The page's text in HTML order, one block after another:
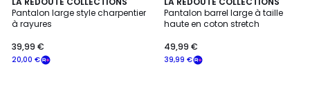
Pantalon large style charpentier
à rayures
20,00 €
39,99 €
/ 5
2
Couleurs
Pantalon barrel large à taille
haute en coton stretch
39,99 €
49,99 €
2
Couleurs